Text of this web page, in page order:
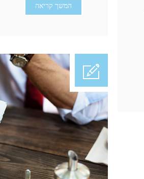
המשך קריאה